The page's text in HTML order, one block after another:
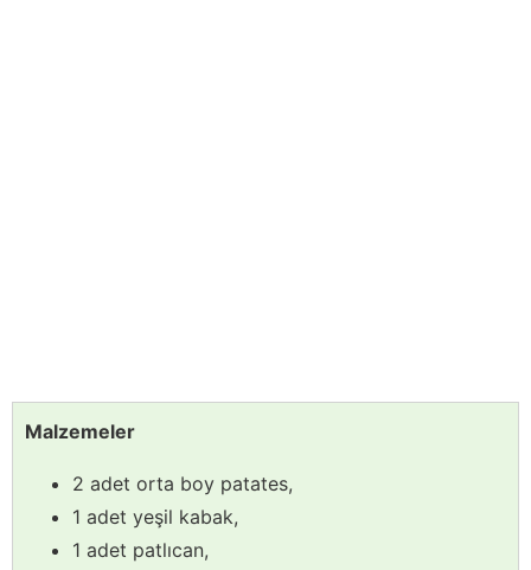
Malzemeler
2 adet orta boy patates,
1 adet yeşil kabak,
1 adet patlıcan,